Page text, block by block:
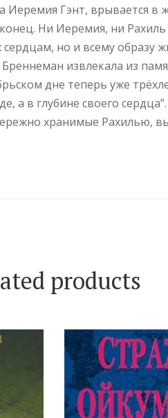
Иеремия Гэнт, врывается в
Ни Иеремия, ни
но и всему образу
извлекала из
дне теперь уже
а в глубине своего сердца”.
хранимые Рахилью,
products